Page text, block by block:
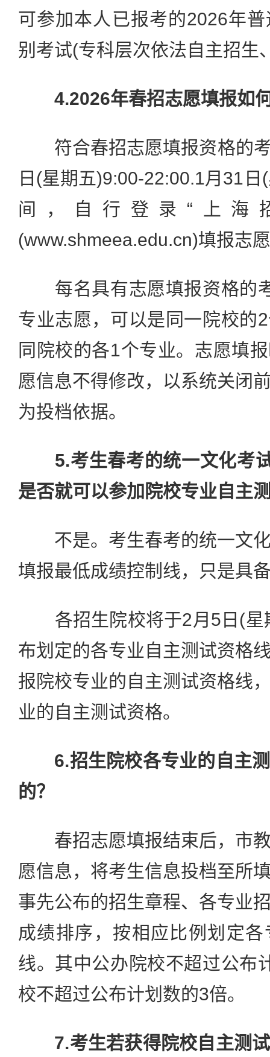
可参加本人已报考的2026年
别考试(专科层次依法自主招生
4.2026年春招志愿填报如
符合春招志愿填报资格的考
日(星期五)9:00-22:00.1月31
间，自行登录“上海
(www.shmeea.edu.cn)填报志
每名具有志愿填报资格的
专业志愿，可以是同一院校的
同院校的各1个专业。志愿填
愿信息不得修改，以系统关闭
为投档依据。
5.考生春考的统一文化考
是否就可以参加院校专业自主
不是。考生春考的统一文化
填报最低成绩控制线，只是具
各招生院校将于2月5日(星
布划定的各专业自主测试资格
报院校专业的自主测试资格线
业的自主测试资格。
6.招生院校各专业的自主
的？
春招志愿填报结束后，市教
愿信息，将考生信息投档至所
事先公布的招生章程、各专业
成绩排序，按相应比例划定
线。其中公办院校不超过公布
校不超过公布计划数的3倍。
7.考生若获得院校自主测